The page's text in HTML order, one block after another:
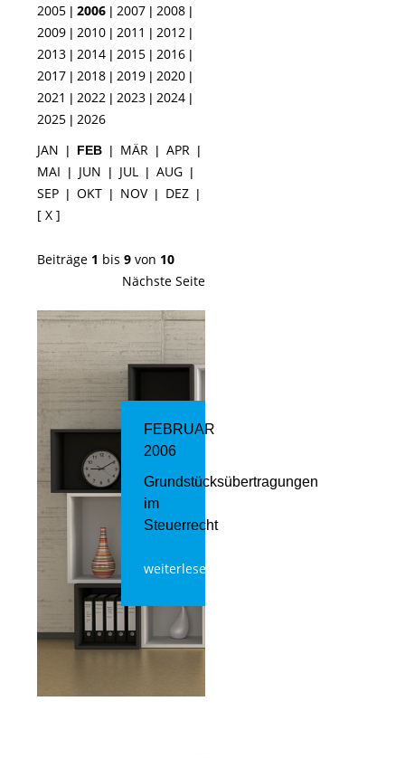
2005 | 2006 | 2007 | 2008 |
2009 | 2010 | 2011 | 2012 |
2013 | 2014 | 2015 | 2016 |
2017 | 2018 | 2019 | 2020 |
2021 | 2022 | 2023 | 2024 |
2025 | 2026
JAN | FEB | MÄR | APR |
MAI | JUN | JUL | AUG |
SEP | OKT | NOV| DEZ |
[ X ]
Beiträge 1 bis 9 von 10
Nächste Seite
FEBRUAR
2006
Grundstücksübertragungen
im
Steuerrecht
weiterlesen